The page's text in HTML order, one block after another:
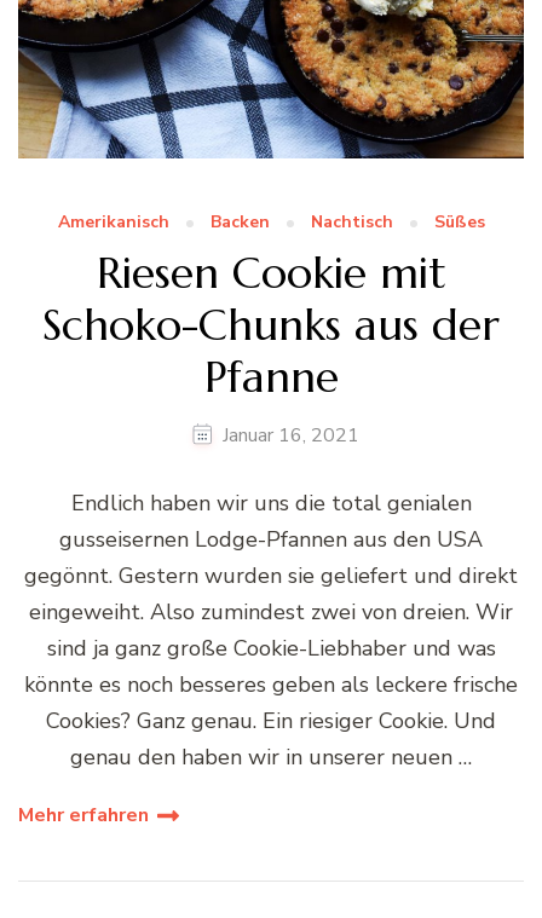
Amerikanisch Backen Nachtisch Süßes
Riesen Cookie mit
Schoko-Chunks aus der
Pfanne
Januar 16, 2021
Endlich haben wir uns die total genialen
gusseisernen Lodge-Pfannen aus den USA
gegönnt. Gestern wurden sie geliefert und direkt
eingeweiht. Also zumindest zwei von dreien. Wir
sind ja ganz große Cookie-Liebhaber und was
könnte es noch besseres geben als leckere frische
Cookies? Ganz genau. Ein riesiger Cookie. Und
genau den haben wir in unserer neuen …
Mehr erfahren